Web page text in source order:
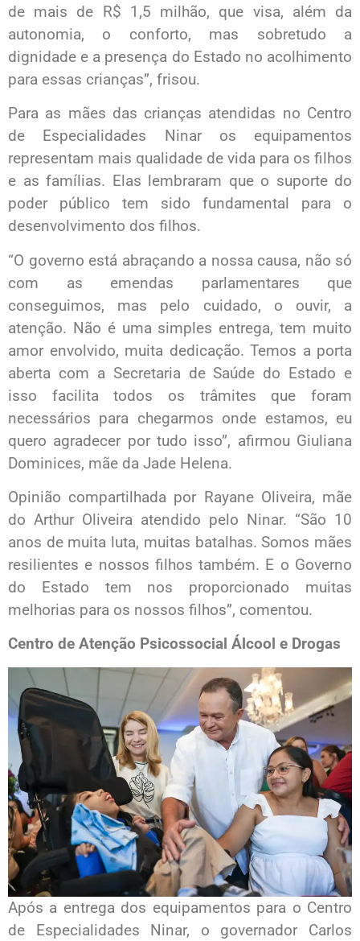
de mais de R$ 1,5 milhão, que visa, além da
autonomia, o conforto, mas sobretudo a
dignidade e a presença do Estado no acolhimento
para essas crianças”, frisou.
Para as mães das crianças atendidas no Centro
de Especialidades Ninar os equipamentos
representam mais qualidade de vida para os filhos
e as famílias. Elas lembraram que o suporte do
poder público tem sido fundamental para o
desenvolvimento dos filhos.
“O governo está abraçando a nossa causa, não só
com as emendas parlamentares que
conseguimos, mas pelo cuidado, o ouvir, a
atenção. Não é uma simples entrega, tem muito
amor envolvido, muita dedicação. Temos a porta
aberta com a Secretaria de Saúde do Estado e
isso facilita todos os trâmites que foram
necessários para chegarmos onde estamos, eu
quero agradecer por tudo isso”, afirmou Giuliana
Dominices, mãe da Jade Helena.
Opinião compartilhada por Rayane Oliveira, mãe
do Arthur Oliveira atendido pelo Ninar. “São 10
anos de muita luta, muitas batalhas. Somos mães
resilientes e nossos filhos também. E o Governo
do Estado tem nos proporcionado muitas
melhorias para os nossos filhos”, comentou.
Centro de Atenção Psicossocial Álcool e Drogas
Após a entrega dos equipamentos para o Centro
de Especialidades Ninar, o governador Carlos